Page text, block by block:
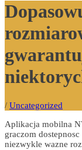
/ Uncategorized
Aplikacja mobilna
graczom
niezwykle wazne